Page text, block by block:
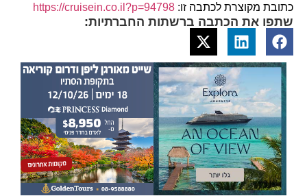
כתובת מקוצרת לכתבה זו: https://cruisein.co.il?p=94798
שתפו את הכתבה ברשתות החברתיות: